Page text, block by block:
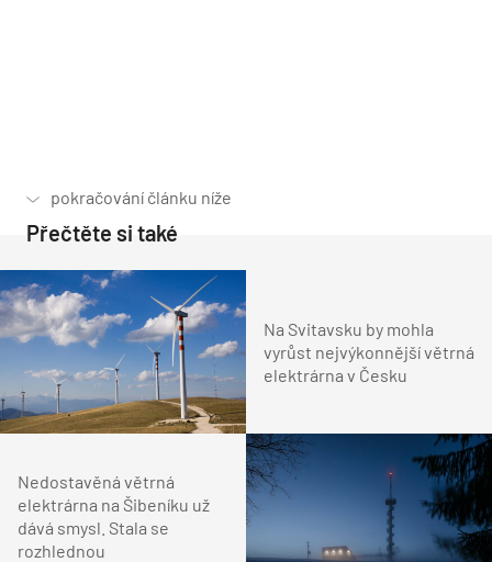
Přečtěte si také
Na Svitavsku by mohla
vyrůst nejvýkonnější větrná
elektrárna v Česku
Nedostavěná větrná
elektrárna na Šibeníku už
dává smysl. Stala se
rozhlednou